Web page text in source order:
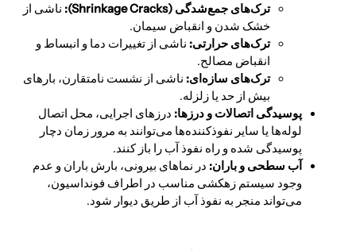
ترک‌های جمع‌شدگی (Shrinkage Cracks):
ناشی از
خشک شدن و انقباض سیمان.
ترک‌های حرارتی: ناشی از تغییرات دما و انبساط و
انقباض مصالح.
ترک‌های سازه‌ای: ناشی از نشست نامتقارن، بارهای
بیش از حد یا زلزله.
پوسیدگی اتصالات و درزها: درزهای اجرایی، محل اتصال
لوله‌ها یا سایر نفوذکننده‌ها می‌توانند به مرور زمان دچار
پوسیدگی شده و راه نفوذ آب را باز کنند.
آب سطحی و باران: در نماهای بیرونی، بارش باران و عدم
وجود سیستم زهکشی مناسب در اطراف فونداسیون،
می‌تواند منجر به نفوذ آب از طریق دیوار شود.